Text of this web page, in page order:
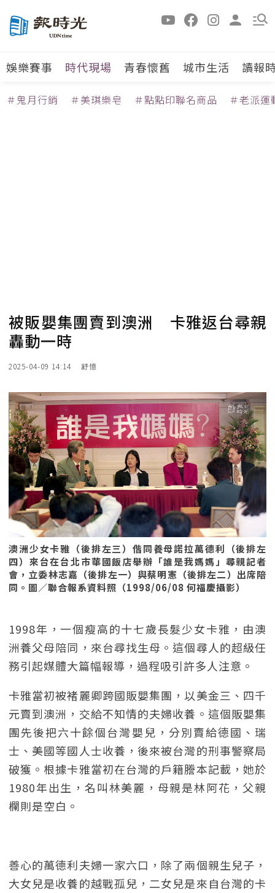
娛樂賽事 時代現場 青春懷舊 城市生活 讀報
＃鬼月行銷 ＃美琪樂皂 ＃點點印聯名商品 ＃老派運
被販嬰集團賣到澳洲 卡雅返台尋親
轟動一時
2025-04-09 14:14 舒憶
澳洲少女卡雅（後排左三）偕同養母諾拉萬德利（後排左
四）來台在台北市華國飯店舉辦「誰是我媽媽」尋親記者
會，立委林志嘉（後排左一）與蔡明憲（後排左二）出席陪
同。圖／聯合報系資料照（1998/06/08 何福慶攝影）
1998年，一個瘦高的十七歲長髮少女卡雅，由澳
洲養父母陪同，來台尋找生母。這個尋人的超級任
務引起媒體大篇幅報導，過程吸引許多人注意。
卡雅當初被褚麗卿跨國販嬰集團，以美金三、四千
元賣到澳洲，交給不知情的夫婦收養。這個販嬰集
團先後把六十餘個台灣嬰兒，分別賣給德國、瑞
士、美國等國人士收養，後來被台灣的刑事警察局
破獲。根據卡雅當初在台灣的戶籍謄本記載，她於
1980年出生，名叫林美麗，母親是林阿花，父親
欄則是空白。
善心的萬德利夫婦一家六口，除了兩個親生兒子，
大女兒是收養的越戰孤兒，二女兒是來自台灣的卡